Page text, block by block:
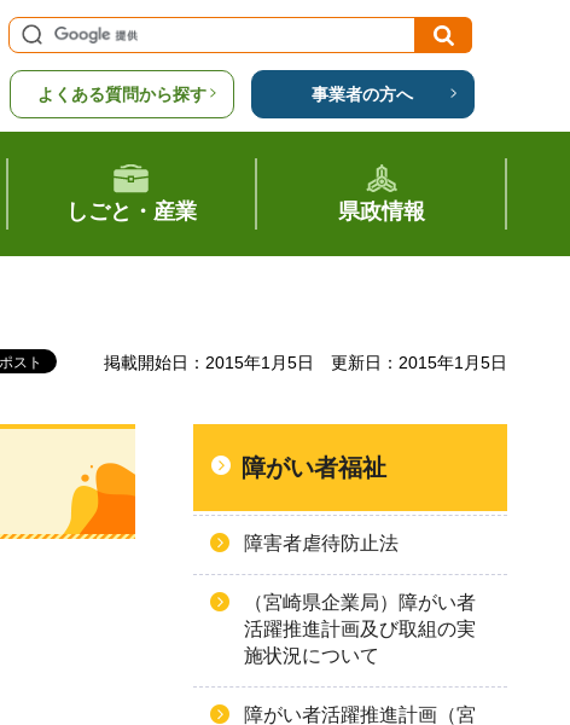
よくある質問から探す 事業者の方へ
しごと・産業 県政情報
掲載開始日：2015年1月5日 更新日：2015年1月5日
障がい者福祉
障害者虐待防止法
（宮崎県企業局）障がい者
活躍推進計画及び取組の実
施状況について
障がい者活躍推進計画（宮